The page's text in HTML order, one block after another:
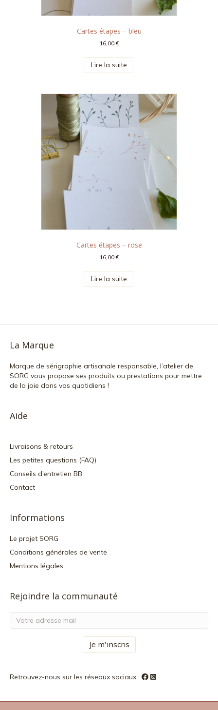
Cartes étapes – bleu
16,00€
Lire la suite
Cartes étapes – rose
16,00€
Lire la suite
La Marque
Marque de sérigraphie artisanale responsable, l’atelier de
SORG vous propose ses produits ou prestations pour mettre
de la joie dans vos quotidiens !
Aide
Livraisons & retours
Les petites questions (FAQ)
Conseils d’entretien BB
Contact
Informations
Le projet SORG
Conditions générales de vente
Mentions légales
Rejoindre la communauté
Retrouvez-nous sur les réseaux sociaux :